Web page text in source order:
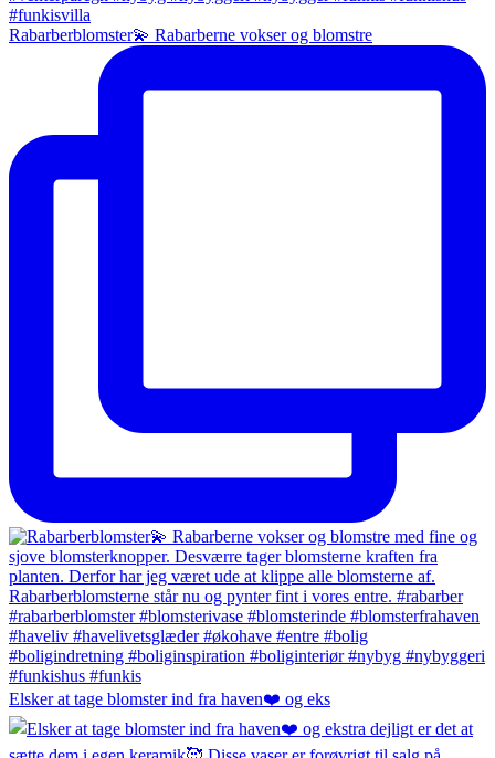
Rabarberblomster💫 Rabarberne vokser og blomstre
Elsker at tage blomster ind fra haven❤️ og eks